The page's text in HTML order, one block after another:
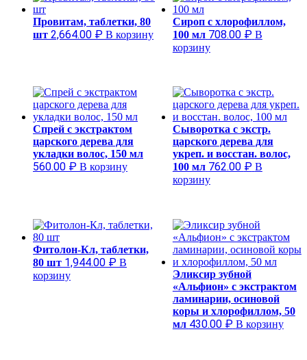
Провитам, таблетки, 80
шт 2,664.00 ₽ В корзину
Сироп с хлорофиллом,
100 мл 708.00 ₽ В
корзину
Спрей с экстрактом
царского дерева для
укладки волос, 150 мл
560.00 ₽ В корзину
Сыворотка с экстр.
царского дерева для
укреп. и восстан. волос,
100 мл 762.00 ₽ В
корзину
Фитолон-Кл, таблетки,
80 шт 1,944.00 ₽ В
корзину
Эликсир зубной
«Альфион» с экстрактом
ламинарии, осиновой
коры и хлорофиллом, 50
мл 430.00 ₽ В корзину